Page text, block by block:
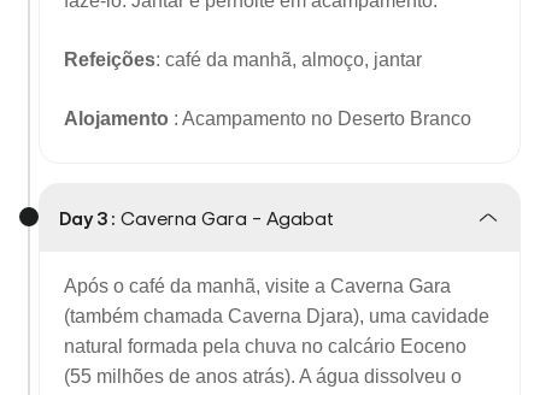
Refeições: café da manhã, almoço, jantar
Alojamento : Acampamento no Deserto Branco
Day 3 : Caverna Gara – Agabat
Após o café da manhã, visite a Caverna Gara
(também chamada Caverna Djara), uma cavidade
natural formada pela chuva no calcário Eoceno
(55 milhões de anos atrás). A água dissolveu o